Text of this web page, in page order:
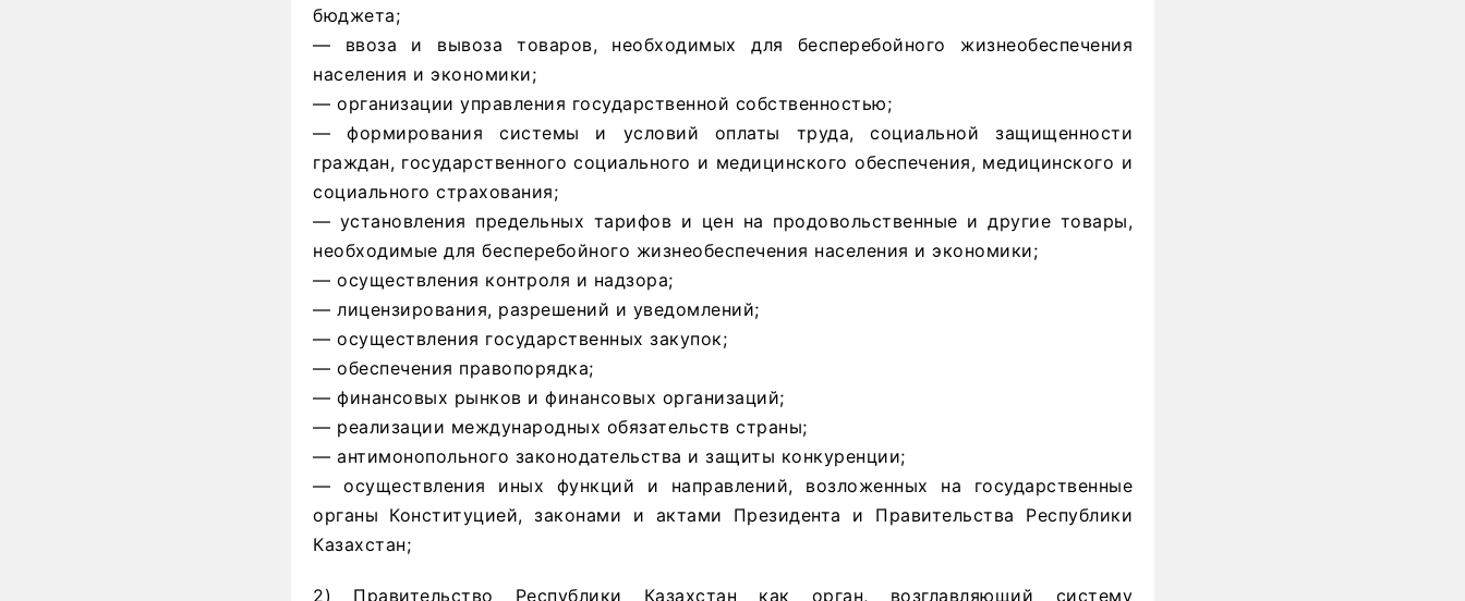
бюджета;
— ввоза и вывоза товаров, необходимых для бесперебойного жизнеобеспечения
населения и экономики;
— организации управления государственной собственностью;
— формирования системы и условий оплаты труда, социальной защищенности
граждан, государственного социального и медицинского обеспечения, медицинского и
социального страхования;
— установления предельных тарифов и цен на продовольственные и другие товары,
необходимые для бесперебойного жизнеобеспечения населения и экономики;
— осуществления контроля и надзора;
— лицензирования, разрешений и уведомлений;
— осуществления государственных закупок;
— обеспечения правопорядка;
— финансовых рынков и финансовых организаций;
— реализации международных обязательств страны;
— антимонопольного законодательства и защиты конкуренции;
— осуществления иных функций и направлений, возложенных на государственные
органы Конституцией, законами и актами Президента и Правительства Республики
Казахстан;
2) Правительство Республики Казахстан как орган, возглавляющий систему